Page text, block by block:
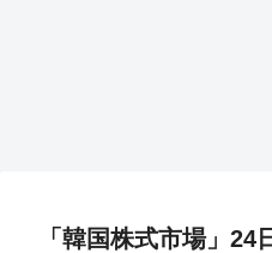
「韓国株式市場」24